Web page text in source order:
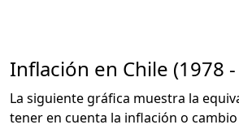
Inflación en Chile (1978
La siguiente gráfica muestra la
tener en cuenta la inflación o cambio